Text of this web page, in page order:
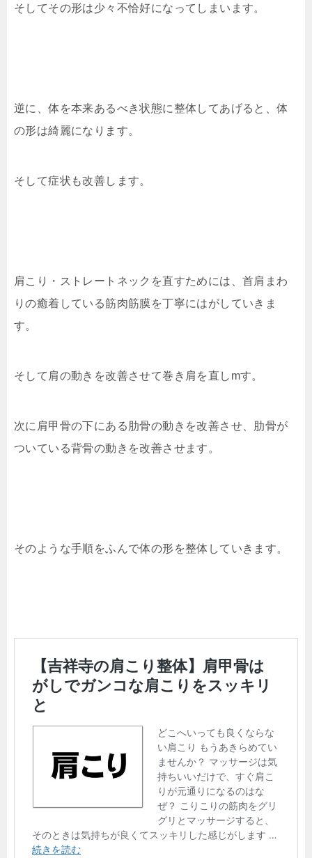
そしてその形は少々不恰好になってしまいます。
逆に、体を本来あるべき状態に整体してあげると、体
の形は綺麗になります。
そして症状も改善します。
肩こり・ストレートネックを直すためには、首肩まわ
りの癒着している筋肉筋膜を丁寧にはがしていきま
す。
そして肩の動きを改善させて巻き肩を直しmす。
次に肩甲骨の下にある肋骨の動きを改善させ、肋骨が
ついている背骨の動きを改善させます。
そのような手順をふんで体の形を整体していきます。